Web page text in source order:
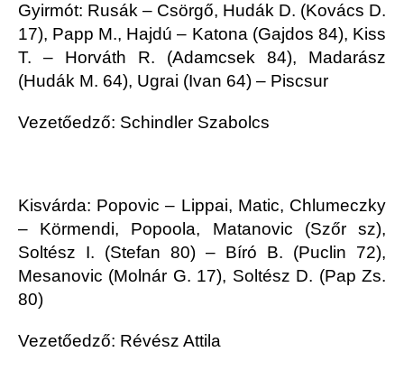
Gyirmót: Rusák – Csörgő, Hudák D. (Kovács D.
17), Papp M., Hajdú – Katona (Gajdos 84), Kiss
T. – Horváth R. (Adamcsek 84), Madarász
(Hudák M. 64), Ugrai (Ivan 64) – Piscsur
Vezetőedző: Schindler Szabolcs
Kisvárda: Popovic – Lippai, Matic, Chlumeczky
– Körmendi, Popoola, Matanovic (Szőr sz),
Soltész I. (Stefan 80) – Bíró B. (Puclin 72),
Mesanovic (Molnár G. 17), Soltész D. (Pap Zs.
80)
Vezetőedző: Révész Attila